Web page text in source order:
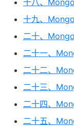
十八、
十九、
二十、
二十一、
二十二、
二十三、
二十四、
二十五、